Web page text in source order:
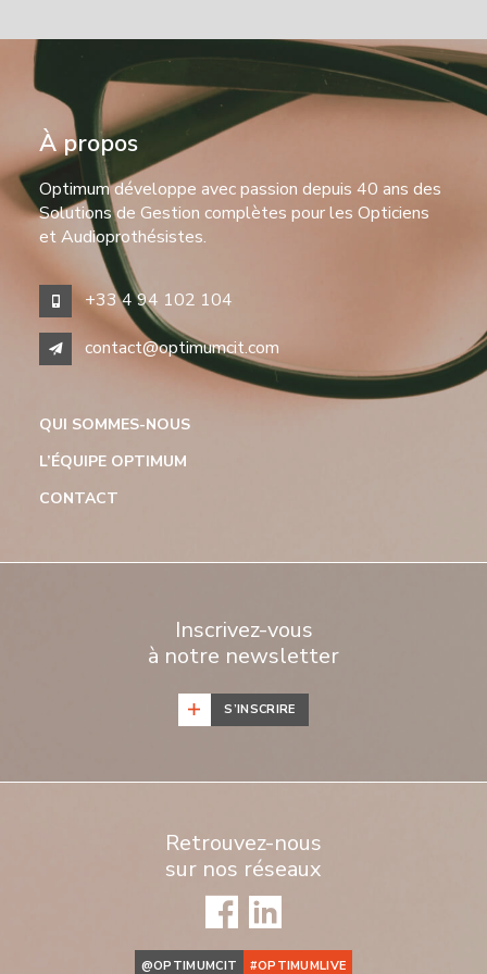
À propos
Optimum développe avec passion depuis 40 ans des
Solutions de Gestion complètes pour les Opticiens
et Audioprothésistes.
+33 4 94 102 104
contact@optimumcit.com
QUI SOMMES-NOUS
L’ÉQUIPE OPTIMUM
CONTACT
Inscrivez-vous
à notre newsletter
S’INSCRIRE
Retrouvez-nous
sur nos réseaux
@OPTIMUMCIT #OPTIMUMLIVE